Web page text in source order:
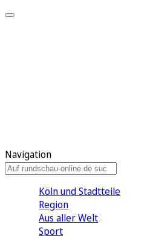
Navigation
Köln und Stadtteile
Region
Aus aller Welt
Sport